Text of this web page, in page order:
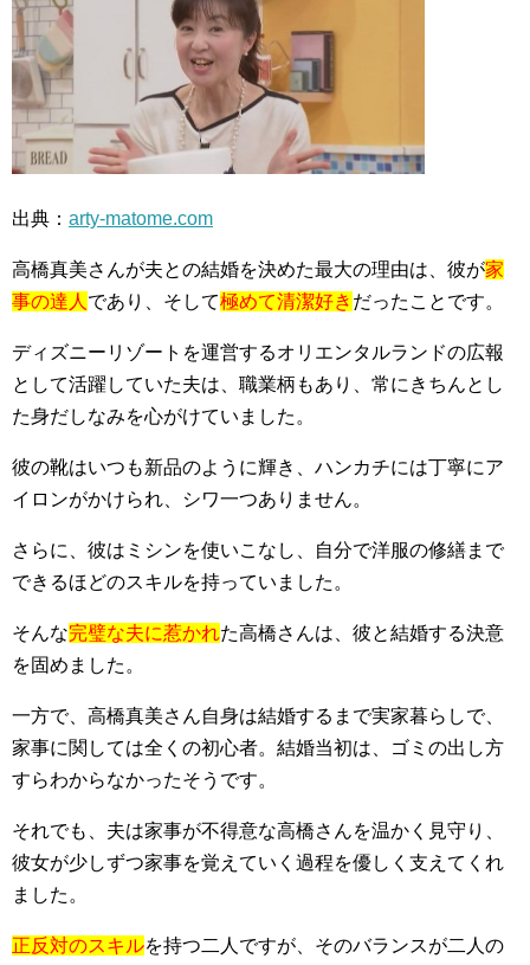
出典： arty-matome.com
高橋真美さんが夫との結婚を決めた最大の理由は、彼が家
事の達人 であり、そして極めて清潔好き だったことです。
ディズニーリゾートを運営するオリエンタルランドの広報
として活躍していた夫は、職業柄もあり、常にきちんとし
た身だしなみを心がけていました。
彼の靴はいつも新品のように輝き、ハンカチには丁寧にア
イロンがかけられ、シワ一つありません。
さらに、彼はミシンを使いこなし、自分で洋服の修繕まで
できるほどのスキルを持っていました。
そんな完璧な夫に惹かれた高橋さんは、彼と結婚する決意
を固めました。
一方で、高橋真美さん自身は結婚するまで実家暮らしで、
家事に関しては全くの初心者。結婚当初は、ゴミの出し方
すらわからなかったそうです。
それでも、夫は家事が不得意な高橋さんを温かく見守り、
彼女が少しずつ家事を覚えていく過程を優しく支えてくれ
ました。
正反対のスキルを持つ二人ですが、そのバランスが二人の